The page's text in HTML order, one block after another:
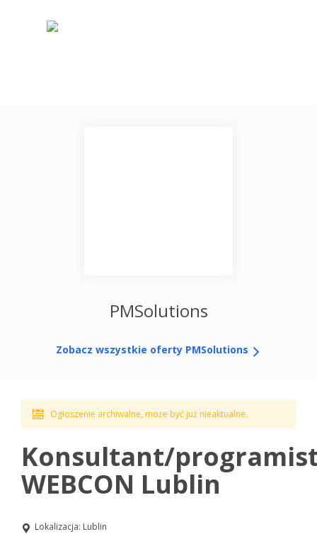
Ogłoszenie archiwalne, może być już nieaktualne.
Konsultant/
WEBCON Lublin
Lokalizacja: Lublin
PMSolutions
Zobacz wszystkie oferty PMSolutions